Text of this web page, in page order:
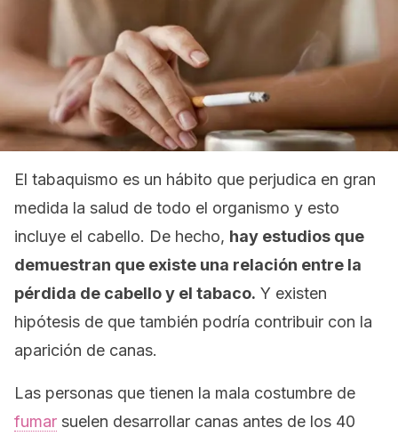
El tabaquismo es un hábito que perjudica en gran
medida la salud de todo el organismo y esto
incluye el cabello. De hecho, hay estudios que
demuestran que existe una relación entre la
pérdida de cabello y el tabaco. Y existen
hipótesis de que también podría contribuir con la
aparición de canas.
Las personas que tienen la mala costumbre de
fumar suelen desarrollar canas antes de los 40